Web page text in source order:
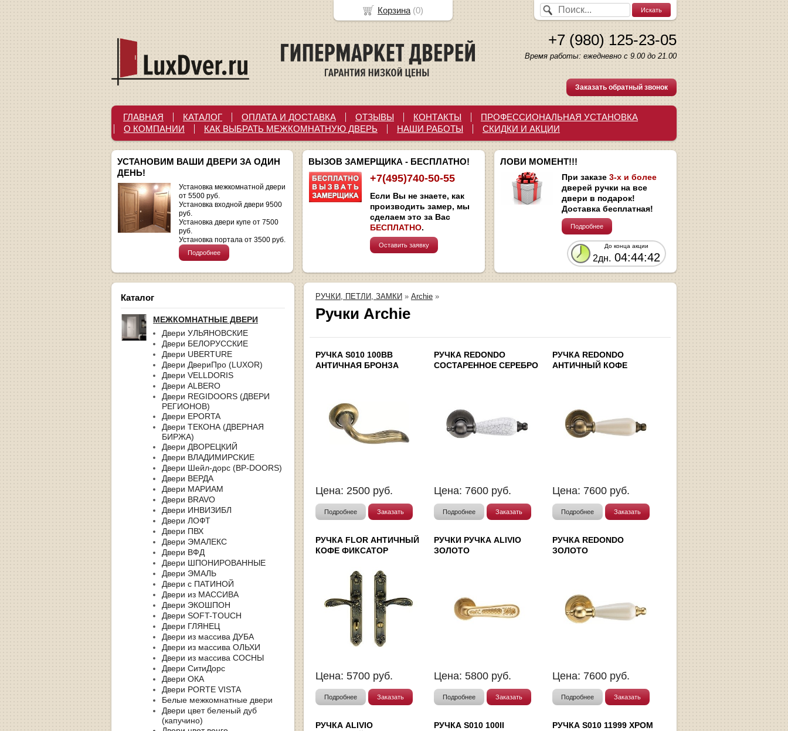
+7 (980) 125-23-05
Время работы: ежедневно с 9.00 до 21.00
Заказать обратный звонок
ГЛАВНАЯ КАТАЛОГ ОПЛАТА И ДОСТАВКА ОТЗЫВЫ КОНТАКТЫ
ПРОФЕССИОНАЛЬНАЯ УСТАНОВКА
О КОМПАНИИ
КАК ВЫБРАТЬ МЕЖКОМНАТНУЮ ДВЕРЬ НАШИ РАБОТЫ СКИДКИ И АКЦИИ
УСТАНОВИМ ВАШИ ДВЕРИ ЗА ОДИН
ДЕНЬ!
Установка межкомнатной двери
от 5500 руб.
Установка входной двери 9500
руб.
Установка двери купе от 7500
руб.
Установка портала от 3500 руб.
Подробнее
ВЫЗОВ ЗАМЕРЩИКА - БЕСПЛАТНО!
+7(495)740-50-55
Если Вы не знаете, как
производить замер, мы
сделаем это за Вас
БЕСПЛАТНО.
Оставить заявку
ЛОВИ МОМЕНТ!!!
При заказе 3-х и более
дверей ручки на все
двери в подарок!
Доставка бесплатная!
Подробнее
До конца акции
2дн. 04:44:41
Каталог
МЕЖКОМНАТНЫЕ ДВЕРИ
Двери УЛЬЯНОВСКИЕ
Двери БЕЛОРУССКИЕ
Двери UBERTURE
Двери ДвериПро (LUXOR)
Двери VELLDORIS
Двери ALBERO
Двери REGIDOORS (ДВЕРИ
РЕГИОНОВ)
Двери EPORTA
Двери ТЕКОНА (ДВЕРНАЯ
БИРЖА)
Двери ДВОРЕЦКИЙ
Двери ВЛАДИМИРСКИЕ
Двери Шейл-дорс (BP-DOORS)
Двери ВЕРДА
Двери МАРИАМ
Двери BRAVO
Двери ИНВИЗИБЛ
Двери ЛОФТ
Двери ПВХ
Двери ЭМАЛЕКС
Двери ВФД
Двери ШПОНИРОВАННЫЕ
Двери ЭМАЛЬ
Двери с ПАТИНОЙ
Двери из МАССИВА
Двери ЭКОШПОН
Двери SOFT-TOUCH
Двери ГЛЯНЕЦ
Двери из массива ДУБА
Двери из массива ОЛЬХИ
Двери из массива СОСНЫ
Двери СитиДорс
Двери ОКА
Двери PORTE VISTA
Белые межкомнатные двери
Двери цвет беленый дуб
(капучино)
РУЧКИ, ПЕТЛИ, ЗАМКИ » Archie »
Ручки Archie
РУЧКА S010 100BB
АНТИЧНАЯ БРОНЗА
Цена: 2500 руб.
Подробнее Заказать
РУЧКА REDONDO
СОСТАРЕННОЕ СЕРЕБРО
Цена: 7600 руб.
Подробнее Заказать
РУЧКА REDONDO
АНТИЧНЫЙ КОФЕ
Цена: 7600 руб.
Подробнее Заказать
РУЧКА FLOR АНТИЧНЫЙ
КОФЕ ФИКСАТОР
Цена: 5700 руб.
Подробнее Заказать
РУЧКИ РУЧКА ALIVIO
ЗОЛОТО
Цена: 5800 руб.
Подробнее Заказать
РУЧКА REDONDO
ЗОЛОТО
Цена: 7600 руб.
Подробнее Заказать
РУЧКА ALIVIO
РУЧКА S010 100II
РУЧКА S010 11999 ХРОМ
Корзина (0)